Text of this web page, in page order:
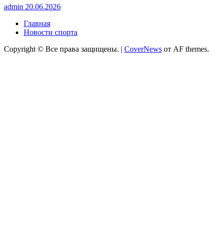
admin 20.06.2026
Главная
Новости спорта
Copyright © Все права защищены. | CoverNews от AF themes.